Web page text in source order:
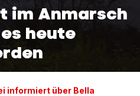
im Anmarsch
heute
informiert über Bella